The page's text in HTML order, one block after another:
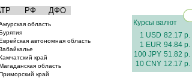
РФ ДФО
область
автономная область
край
область
край
Курсы валют
1 USD 82.17 р.
1 EUR 94.84 р.
100 JPY 51.82 р.
10 CNY 12.17 р.